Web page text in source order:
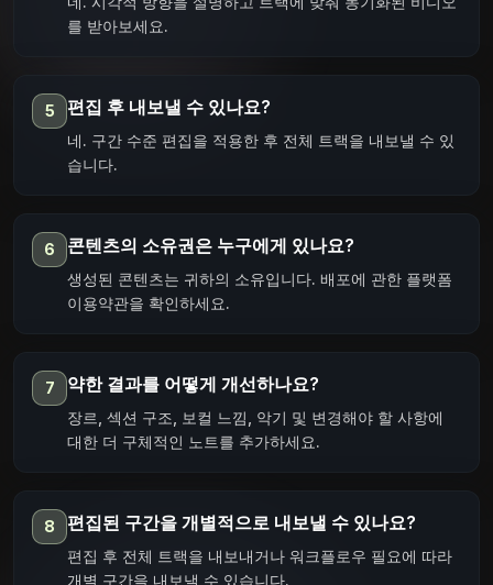
를 받아보세요.
5 편집 후 내보낼 수 있나요?
네. 구간 수준 편집을 적용한 후 전체 트랙을 내보낼 수 있
습니다.
6 콘텐츠의 소유권은 누구에게 있나요?
생성된 콘텐츠는 귀하의 소유입니다. 배포에 관한 플랫폼
이용약관을 확인하세요.
7 약한 결과를 어떻게 개선하나요?
장르, 섹션 구조, 보컬 느낌, 악기 및 변경해야 할 사항에
대한 더 구체적인 노트를 추가하세요.
8 편집된 구간을 개별적으로 내보낼 수 있나요?
편집 후 전체 트랙을 내보내거나 워크플로우 필요에 따라
개별 구간을 내보낼 수 있습니다.